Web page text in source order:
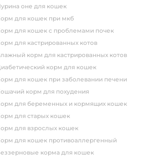
пурина оне для кошек
корм для кошек при мкб
корм для кошек с проблемами почек
Корм для кастрированных котов
влажный корм для кастрированных котов
диабетический корм для кошек
корм для кошек при заболевании печени
кошачий корм для похудения
корм для беременных и кормящих кошек
корм для старых кошек
корм для взрослых кошек
корм для кошек противоаллергенный
беззерновые корма для кошек